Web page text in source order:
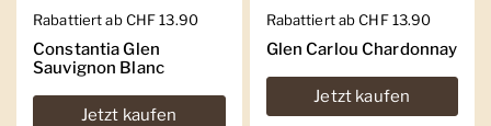
Regulärer Preis
Rabattiert ab CHF 13.90
Constantia Glen
Sauvignon Blanc
Jetzt kaufen
Regulärer Preis
Rabattiert ab CHF 13.90
Glen Carlou Chardonnay
Jetzt kaufen